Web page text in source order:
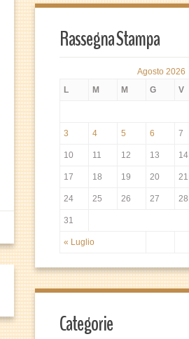
Rassegna Stampa
Agosto 2026
L
M M G V
« Luglio
3 4 5 6 7
10 11 12 13 14
17 18 19 20 21
24 25 26 27 28
31
Categorie